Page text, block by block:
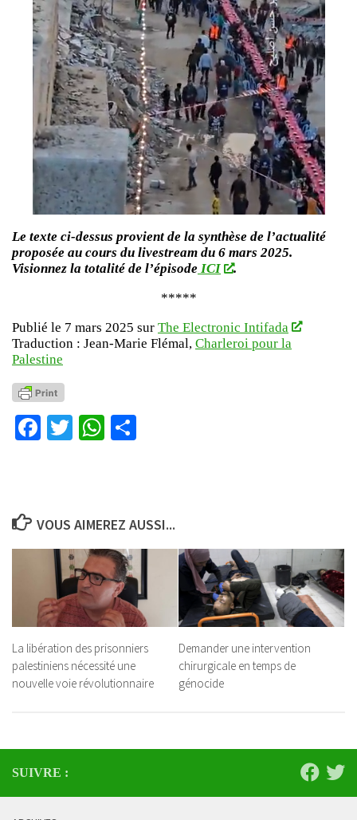
Le texte ci-dessus provient de la synthèse de l’actualité
proposée au cours du livestream du 6 mars 2025.
Visionnez la totalité de l’épisode ICI
.
*****
Publié le 7 mars 2025 sur The Electronic Intifada
Traduction : Jean-Marie Flémal, Charleroi pour la
Palestine
Facebook
TwitterWhatsApp
VOUS AIMEREZ AUSSI...
La libération des prisonniers
palestiniens nécessité une
nouvelle voie révolutionnaire
Demander une intervention
chirurgicale en temps de
génocide
SUIVRE :